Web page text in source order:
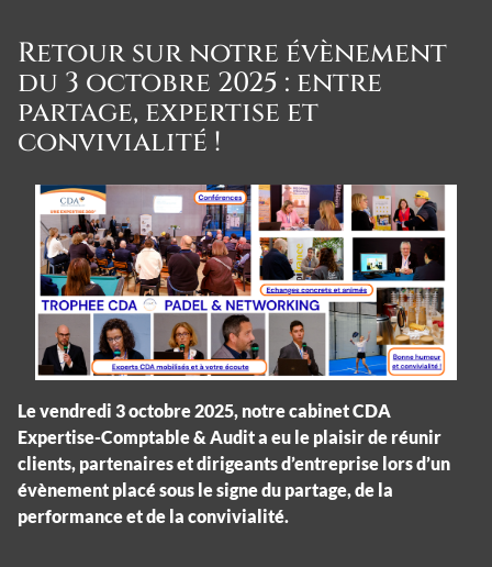
Retour sur notre évènement
du 3 octobre 2025 : entre
partage, expertise et
convivialité !
Le vendredi 3 octobre 2025, notre cabinet CDA
Expertise-Comptable & Audit a eu le plaisir de réunir
clients, partenaires et dirigeants d’entreprise lors d’un
évènement placé sous le signe du partage, de la
performance et de la convivialité.